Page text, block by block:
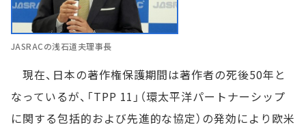
JASRACの浅石道夫理事長
現在、日本の著作権保護期間は著作者の死後50年と
なっているが、「TPP 11」（環太平洋パートナーシップ
に関する包括的および先進的な協定）の発効により欧米